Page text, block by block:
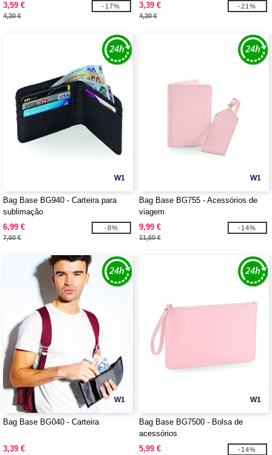
3,59 €
4,30 €
-17% 3,39 €
4,30 €
-21%
W1
Bag Base BG940 - Carteira para
sublimação
6,99 €
7,60 €
-8%
W1
Bag Base BG755 - Acessórios de
viagem
9,99 €
11,60 €
-14%
W1
Bag Base BG040 - Carteira
3,39 €
W1
Bag Base BG7500 - Bolsa de
acessórios
5,99 €
-14%